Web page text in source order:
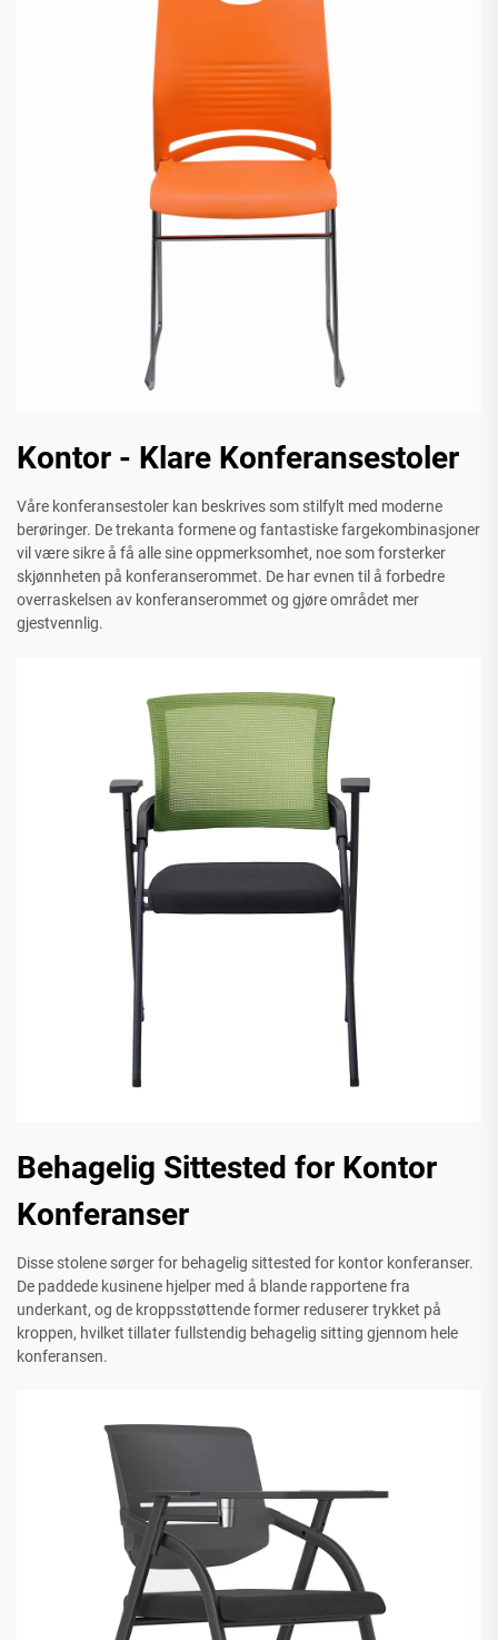
Kontor - Klare Konferansestoler
Våre konferansestoler kan beskrives som stilfylt med moderne
berøringer. De trekanta formene og fantastiske fargekombinasjoner
vil være sikre å få alle sine oppmerksomhet, noe som forsterker
skjønnheten på konferanserommet. De har evnen til å forbedre
overraskelsen av konferanserommet og gjøre området mer
gjestvennlig.
Behagelig Sittested for Kontor
Konferanser
Disse stolene sørger for behagelig sittested for kontor konferanser.
De paddede kusinene hjelper med å blande rapportene fra
underkant, og de kroppsstøttende former reduserer trykket på
kroppen, hvilket tillater fullstendig behagelig sitting gjennom hele
konferansen.